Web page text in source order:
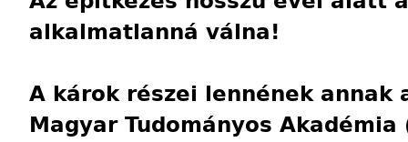
alkalmatlanná válna!
A károk részei lennének
Magyar Tudományos